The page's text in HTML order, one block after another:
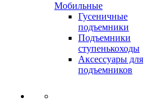
Мобильные
Гусеничные
подъемники
Подъемники
ступенькоходы
Аксессуары для
подъемников